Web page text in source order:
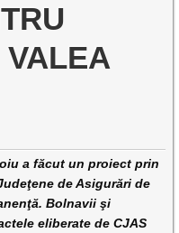
a făcut un proiect prin
de Asigurări de
Bolnavii şi
eliberate de CJAS